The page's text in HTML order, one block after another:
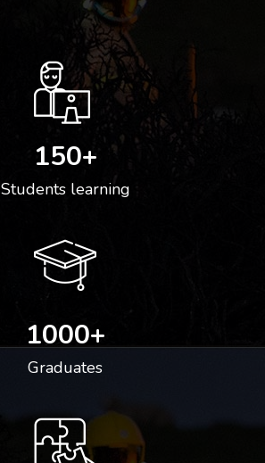
150+
Students learning
1000+
Graduates